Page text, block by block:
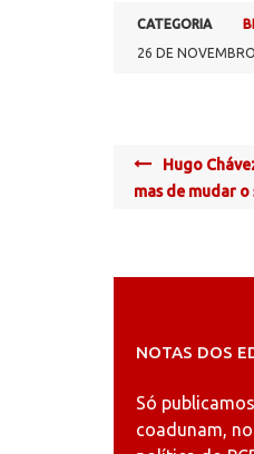
CATEGORIA
26 DE
Post
Hugo
mas de mudar o
NOTAS DOS
Só
coadunam,